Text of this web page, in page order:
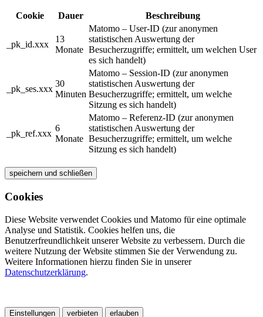
Cookie Dauer Beschreibung
_pk_id.xxx
13
Monate
Matomo – User-ID (zur anonymen
statistischen Auswertung der
Besucherzugriffe; ermittelt, um welchen User
es sich handelt)
_pk_ses.xxx
30
Minuten
Matomo – Session-ID (zur anonymen
statistischen Auswertung der
Besucherzugriffe; ermittelt, um welche
Sitzung es sich handelt)
_pk_ref.xxx
6
Monate
Matomo – Referenz-ID (zur anonymen
statistischen Auswertung der
Besucherzugriffe; ermittelt, um welche
Sitzung es sich handelt)
speichern und schließen
Cookies
Diese Website verwendet Cookies und Matomo für eine optimale
Analyse und Statistik. Cookies helfen uns, die
Benutzerfreundlichkeit unserer Website zu verbessern. Durch die
weitere Nutzung der Website stimmen Sie der Verwendung zu.
Weitere Informationen hierzu finden Sie in unserer
Datenschutzerklärung.
Einstellungen verbieten erlauben